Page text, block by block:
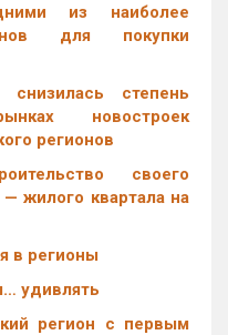
из наиболее
для покупки
степень
новостроек
регионов
своего
жилого квартала на
в регионы
удивлять
регион с первым